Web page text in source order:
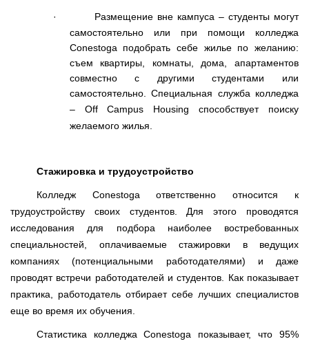
·
Размещение вне кампуса – студенты могут
самостоятельно или при помощи колледжа
Conestoga подобрать себе жилье по желанию:
съем квартиры, комнаты, дома, апартаментов
совместно с другими студентами или
самостоятельно. Специальная служба колледжа
– Off Campus Housing способствует поиску
желаемого жилья.
Стажировка и трудоустройство
Колледж Conestoga ответственно относится к
трудоустройству своих студентов. Для этого проводятся
исследования для подбора наиболее востребованных
специальностей, оплачиваемые стажировки в ведущих
компаниях (потенциальными работодателями) и даже
проводят встречи работодателей и студентов. Как показывает
практика, работодатель отбирает себе лучших специалистов
еще во время их обучения.
Статистика колледжаConestoga показывает, что 95%